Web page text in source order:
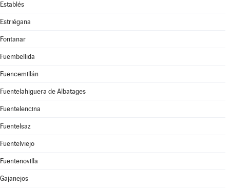
Establés
Estriégana
Fontanar
Fuembellida
Fuencemillán
Fuentelahiguera de Albatages
Fuentelencina
Fuentelsaz
Fuentelviejo
Fuentenovilla
Gajanejos